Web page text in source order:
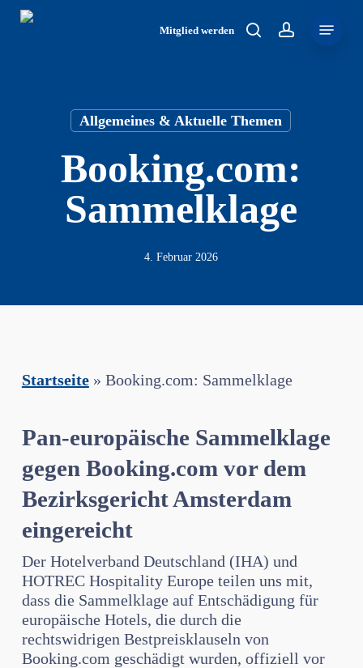
Skip
Mitglied werden searchaccount
Allgemeines & Aktuelle Themen
Booking.com:
Sammelklage
4. Februar 2026
Startseite» Booking.com: Sammelklage
Pan-europäische Sammelklage
gegen Booking.com vor dem
Bezirksgericht Amsterdam
eingereicht
Der Hotelverband Deutschland (IHA) und
HOTREC Hospitality Europe teilen uns mit,
dass die Sammelklage auf Entschädigung für
europäische Hotels, die durch die
rechtswidrigen Bestpreisklauseln von
Booking.com geschädigt wurden, offiziell vor